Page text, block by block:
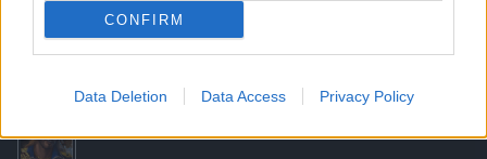
CONFIRM
Data Deletion Data Access Privacy Policy
doch um sonst!